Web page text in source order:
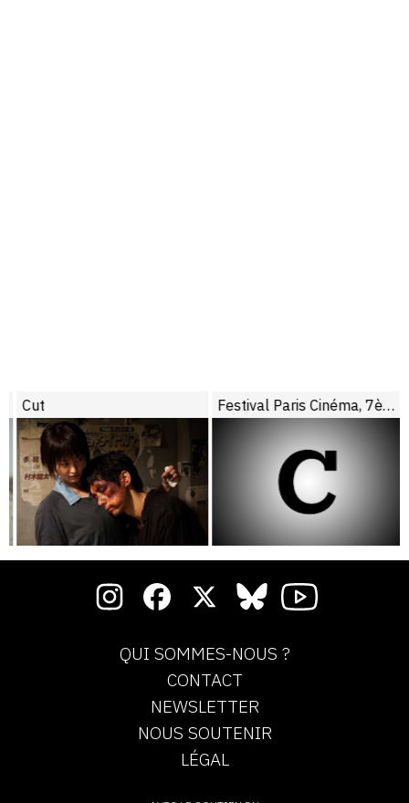
Cut Festival Paris Cinéma, 7ème édition
QUI SOMMES-NOUS ?
CONTACT
NEWSLETTER
NOUS SOUTENIR
LÉGAL